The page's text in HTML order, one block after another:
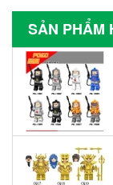
SẢN PHẨM